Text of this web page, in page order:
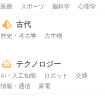
医療 スポーツ 脳科学 心理学
古代
歴史・考古学 古生物
テクノロジー
AI・人工知能 ロボット
交通
情報・通信
家電